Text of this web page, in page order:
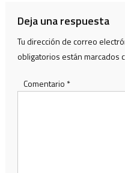
Deja una respuesta
Tu dirección de correo
obligatorios están marcados
Comentario *